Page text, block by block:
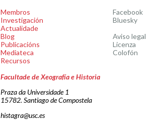
Membros
Investigación
Actualidade
Blog
Publicacións
Mediateca
Recursos
Facebook
Bluesky
Aviso legal
Licenza
Colofón
Facultade de Xeografía e Historia
Praza da Universidade 1
15782. Santiago de Compostela
histagra@usc.es